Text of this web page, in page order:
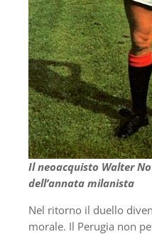
Il neoacquisto Walter
dell’annata milanista
Nel ritorno il duello
morale. Il Perugia non